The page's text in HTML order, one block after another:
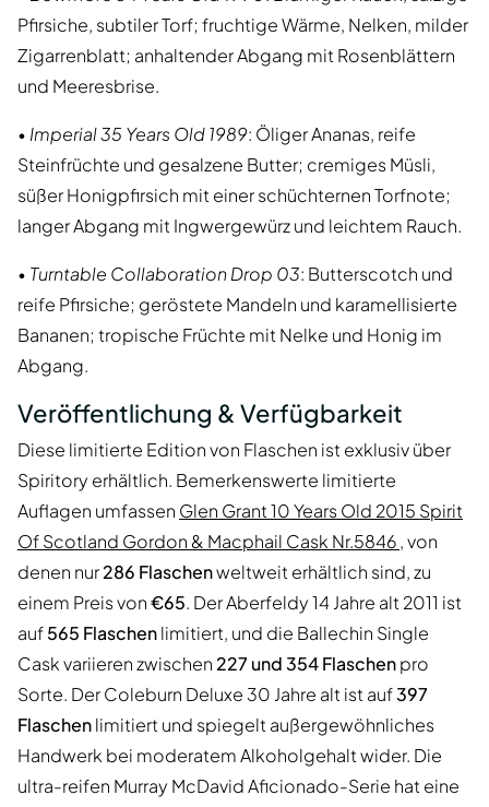
Pfirsiche, subtiler Torf; fruchtige Wärme, Nelken, milder
Zigarrenblatt; anhaltender Abgang mit Rosenblättern
und Meeresbrise.
• Imperial 35 Years Old 1989: Öliger Ananas, reife
Steinfrüchte und gesalzene Butter; cremiges Müsli,
süßer Honigpfirsich mit einer schüchternen Torfnote;
langer Abgang mit Ingwergewürz und leichtem Rauch.
• Turntable Collaboration Drop 03: Butterscotch und
reife Pfirsiche; geröstete Mandeln und karamellisierte
Bananen; tropische Früchte mit Nelke und Honig im
Abgang.
Veröffentlichung & Verfügbarkeit
Diese limitierte Edition von Flaschen ist exklusiv über
Spiritory erhältlich. Bemerkenswerte limitierte
Auflagen umfassen Glen Grant 10 Years Old 2015 Spirit
Of Scotland Gordon & Macphail Cask Nr.5846, von
denen nur286 Flaschenweltweit erhältlich sind, zu
einem Preis von€65. Der Aberfeldy 14 Jahre alt 2011 ist
auf565 Flaschenlimitiert, und die Ballechin Single
Cask variieren zwischen 227 und 354 Flaschenpro
Sorte. Der Coleburn Deluxe 30 Jahre alt ist auf397
Flaschenlimitiert und spiegelt außergewöhnliches
Handwerk bei moderatem Alkoholgehalt wider. Die
ultra-reifen Murray McDavid Aficionado-Serie hat eine